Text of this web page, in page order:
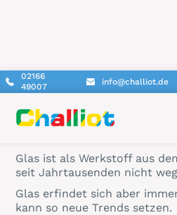
02166
49007
info@challiot.de
Glas
Glas ist als Werkstoff aus
seit Jahrtausenden nicht
Glas erfindet sich aber
kann so neue Trends setzen.